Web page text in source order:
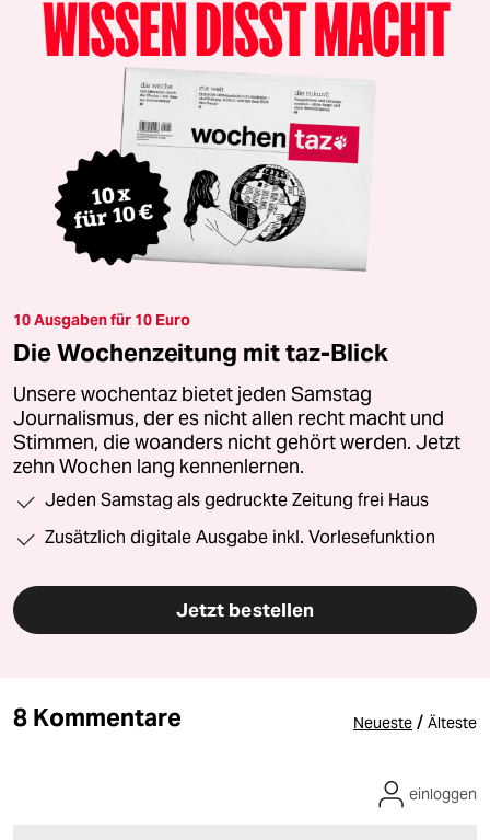
10 Ausgaben für 10 Euro
Die Wochenzeitung mit taz-Blick
Unsere wochentaz bietet jeden Samstag
Journalismus, der es nicht allen recht macht und
Stimmen, die woanders nicht gehört werden. Jetzt
zehn Wochen lang kennenlernen.
Jeden Samstag als gedruckte Zeitung frei Haus
Zusätzlich digitale Ausgabe inkl. Vorlesefunktion
Jetzt bestellen
8 Kommentare Neueste / Älteste
einloggen